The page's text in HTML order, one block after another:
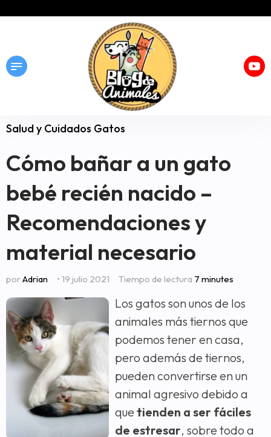
Salud y Cuidados Gatos
Cómo bañar a un gato
bebé recién nacido –
Recomendaciones y
material necesario
porAdrian • 19 julio 2021 Tiempo de lectura 7 minutes
Los gatos son unos de los
animales más tiernos que
podemos tener en casa,
pero además de tiernos,
pueden convertirse en un
animal agresivo debido a
que tienden a ser fáciles
de estresar, sobre todo a